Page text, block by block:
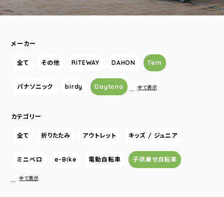
メーカー
全て その他 RITEWAY DAHON Tern
パナソニック birdy Daytona … 全て表示
カテゴリー
全て 折りたたみ アウトレット キッズ / ジュニア
ミニベロ e-Bike 電動自転車 子供乗せ自転車
… 全て表示